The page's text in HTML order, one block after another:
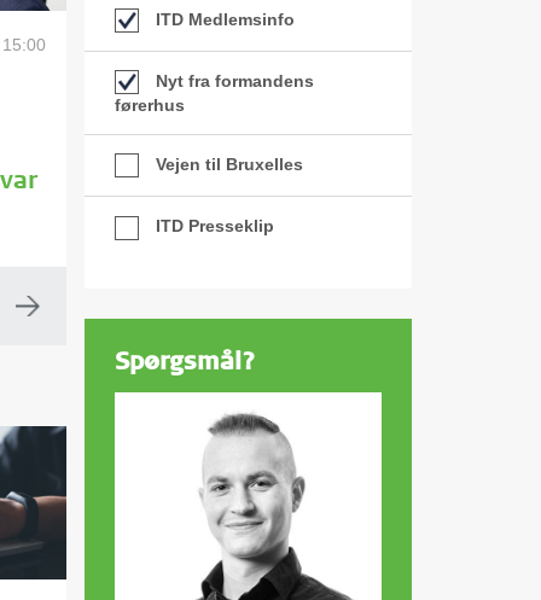
ITD Medlemsinfo
Nyt fra formandens
førerhus
Vejen til Bruxelles
ITD Presseklip
Spørgsmål?